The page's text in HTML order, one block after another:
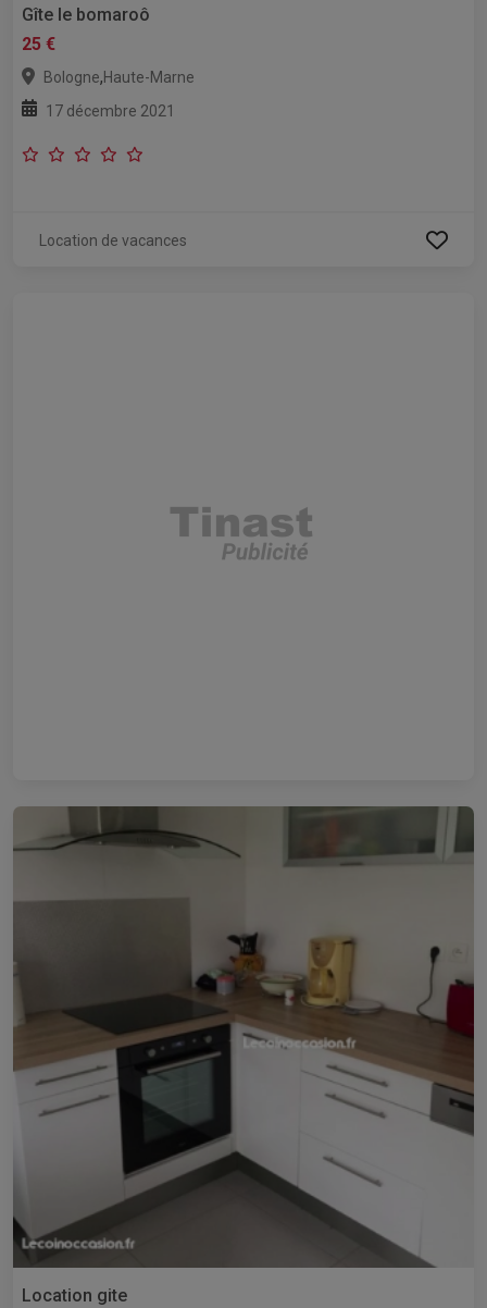
Gîte le bomaroô
25 €
Bologne,Haute-Marne
17 décembre 2021
Location de vacances
Location gite